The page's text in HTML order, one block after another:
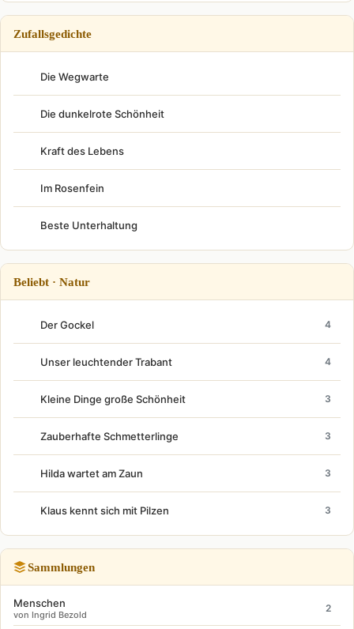
Zufallsgedichte
Die Wegwarte
Die dunkelrote Schönheit
Kraft des Lebens
Im Rosenfein
Beste Unterhaltung
Beliebt · Natur
Der Gockel 4
Unser leuchtender Trabant 4
Kleine Dinge große Schönheit 3
Zauberhafte Schmetterlinge 3
Hilda wartet am Zaun 3
Klaus kennt sich mit Pilzen 3
Sammlungen
Menschen
von Ingrid Bezold
2